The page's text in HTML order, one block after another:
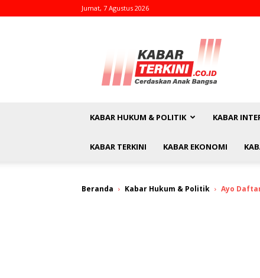
Jumat, 7 Agustus 2026
kabarterkini.co.id
KABAR HUKUM & POLITIK KABAR
KABAR TERKINI KABAR EKONOMI
Beranda Kabar Hukum & Politik Ayo